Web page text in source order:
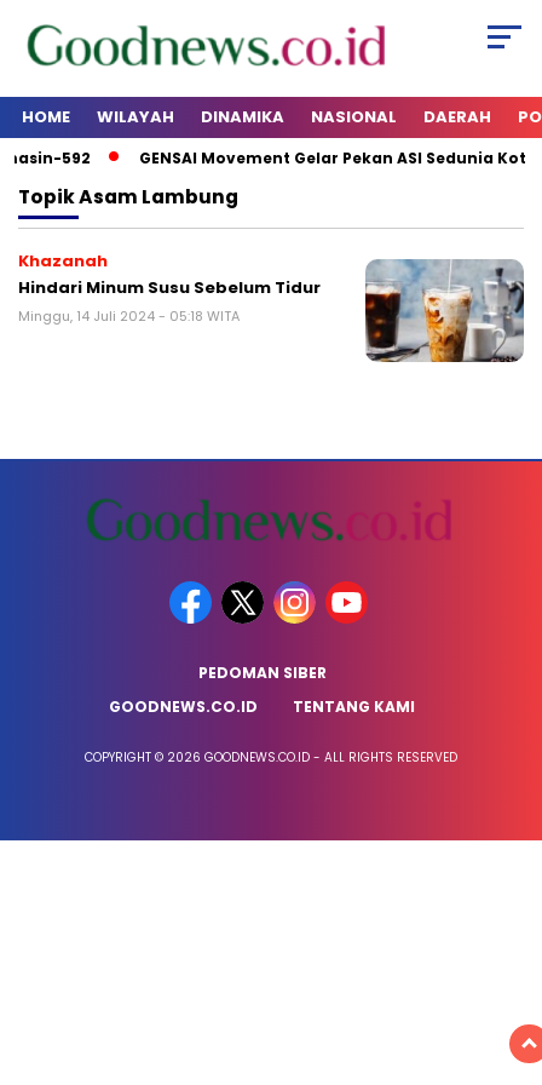
HOME WILAYAH DINAMIKA NASIONAL DAERAH
592 GENSAI Movement Gelar Pekan ASI Sedunia
TopikAsam Lambung
Khazanah
Hindari Minum Susu Sebelum Tidur
Minggu, 14 Juli 2024 - 05:18 WITA
PEDOMAN SIBER
GOODNEWS.CO.ID
TENTANG KAMI
COPYRIGHT © 2026 GOODNEWS.CO.ID - ALL RIGHTS RESERVED